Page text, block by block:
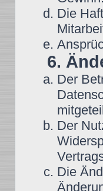
Die
6.
Der
Der
Die